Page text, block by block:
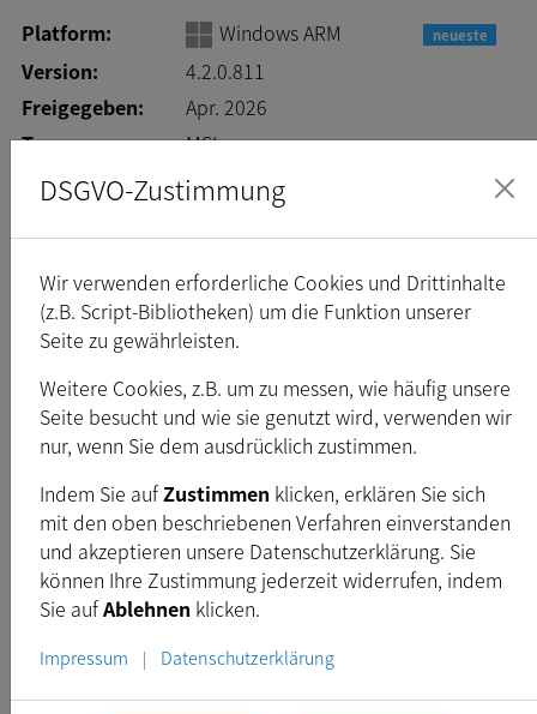
Platform: Windows ARM neueste
Version:
4.2.0.811
Freigegeben:
Apr. 2026
Typ:
MSI
Dateigröße:
22,4
Platform: Linux-amd64 neueste
Version:
4.2.0.811
Freigegeben:
Apr. 2026
Typ:
TAR.GZ
Dateigröße:
14,1MB
DSGVO-Zustimmung
Wir verwenden erforderliche Cookies und Drittinhalte
(z.B. Script-Bibliotheken) um die Funktion unserer
Seite zu gewährleisten.
Weitere Cookies, z.B. um zu messen, wie häufig unsere
Seite besucht und wie sie genutzt wird, verwenden wir
nur, wenn Sie dem ausdrücklich zustimmen.
Indem Sie aufZustimmen klicken, erklären Sie sich
mit den oben beschriebenen Verfahren einverstanden
und akzeptieren unsere Datenschutzerklärung. Sie
können Ihre Zustimmung jederzeit widerrufen, indem
Sie aufAblehnen klicken.
Impressum | Datenschutzerklärung